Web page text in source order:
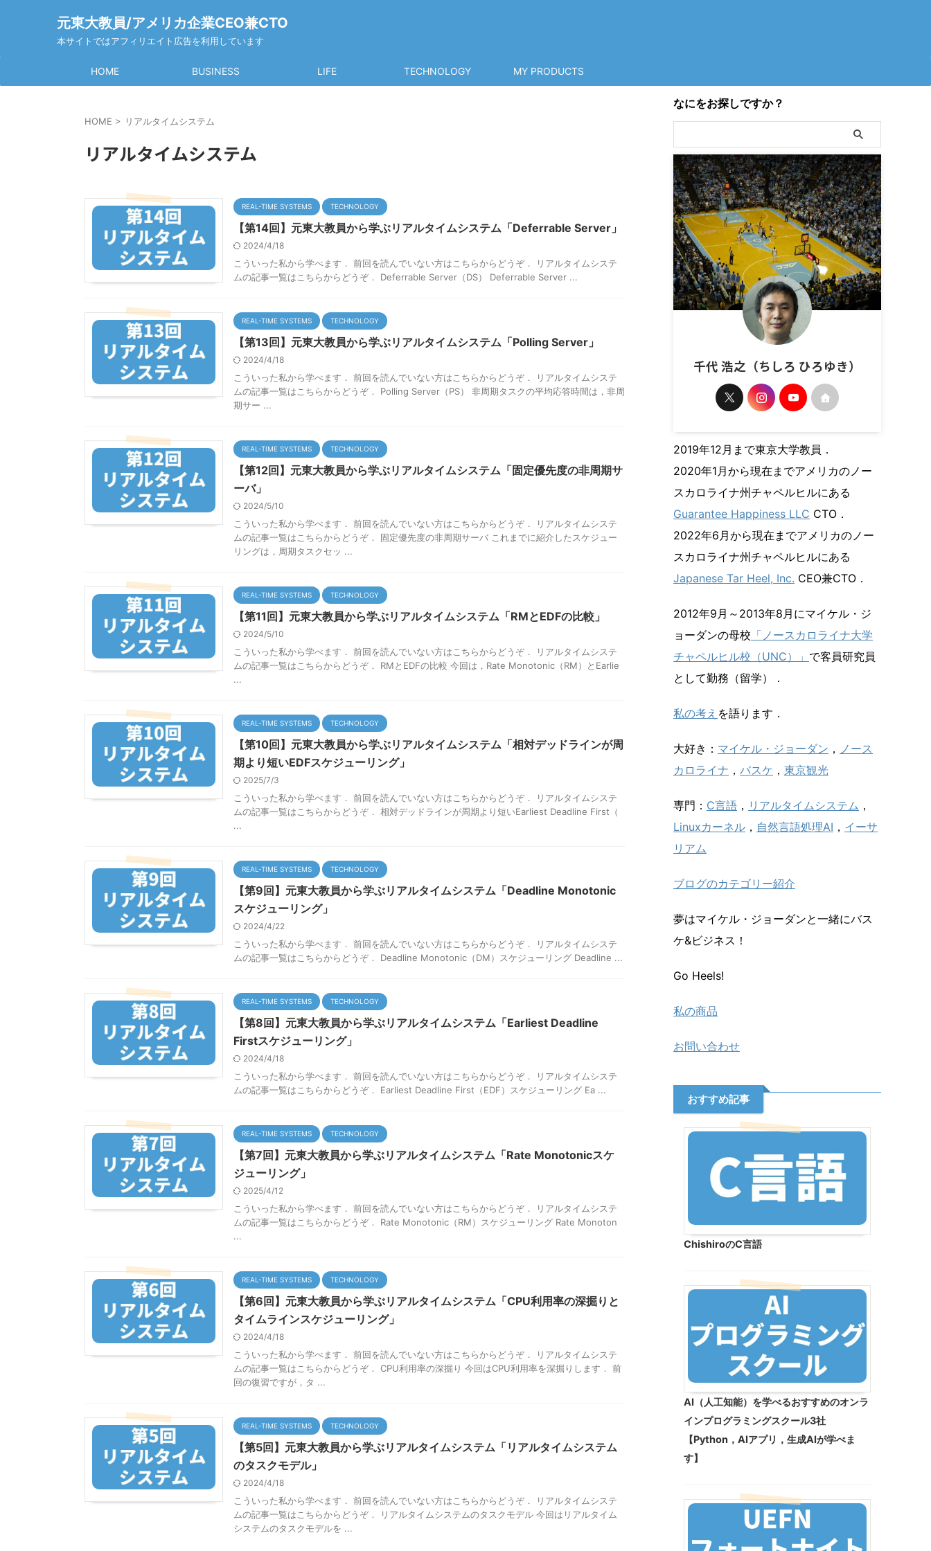
元東大教員/アメリカ企業CEO兼CTO
本サイトではアフィリエイト広告を利用しています
HOME BUSINESS LIFE TECHNOLOGY MY PRODUCTS
HOME > リアルタイムシステム
リアルタイムシステム
REAL-TIME SYSTEMS TECHNOLOGY
【第14回】元東大教員から学ぶリアルタイムシステム「Deferrable Server」
2024/4/18
こういった私から学べます． 前回を読んでいない方はこちらからどうぞ． リアルタイムシステ
ムの記事一覧はこちらからどうぞ． Deferrable Server（DS） Deferrable Server ...
REAL-TIME SYSTEMS TECHNOLOGY
【第13回】元東大教員から学ぶリアルタイムシステム「Polling Server」
2024/4/18
こういった私から学べます． 前回を読んでいない方はこちらからどうぞ． リアルタイムシステ
ムの記事一覧はこちらからどうぞ． Polling Server（PS） 非周期タスクの平均応答時間は，非周
期サー ...
REAL-TIME SYSTEMS TECHNOLOGY
【第12回】元東大教員から学ぶリアルタイムシステム「固定優先度の非周期サ
ーバ」
2024/5/10
こういった私から学べます． 前回を読んでいない方はこちらからどうぞ． リアルタイムシステ
ムの記事一覧はこちらからどうぞ． 固定優先度の非周期サーバ これまでに紹介したスケジュー
リングは，周期タスクセッ ...
REAL-TIME SYSTEMS TECHNOLOGY
【第11回】元東大教員から学ぶリアルタイムシステム「RMとEDFの比較」
2024/5/10
こういった私から学べます． 前回を読んでいない方はこちらからどうぞ． リアルタイムシステ
ムの記事一覧はこちらからどうぞ． RMとEDFの比較 今回は，Rate Monotonic（RM）とEarlie
...
REAL-TIME SYSTEMS TECHNOLOGY
【第10回】元東大教員から学ぶリアルタイムシステム「相対デッドラインが周
期より短いEDFスケジューリング」
2025/7/3
こういった私から学べます． 前回を読んでいない方はこちらからどうぞ． リアルタイムシステ
ムの記事一覧はこちらからどうぞ． 相対デッドラインが周期より短いEarliest Deadline First（
...
REAL-TIME SYSTEMS TECHNOLOGY
【第9回】元東大教員から学ぶリアルタイムシステム「Deadline Monotonic
スケジューリング」
2024/4/22
こういった私から学べます． 前回を読んでいない方はこちらからどうぞ． リアルタイムシステ
ムの記事一覧はこちらからどうぞ． Deadline Monotonic（DM）スケジューリング Deadline ...
REAL-TIME SYSTEMS TECHNOLOGY
【第8回】元東大教員から学ぶリアルタイムシステム「Earliest Deadline
Firstスケジューリング」
2024/4/18
こういった私から学べます． 前回を読んでいない方はこちらからどうぞ． リアルタイムシステ
ムの記事一覧はこちらからどうぞ． Earliest Deadline First（EDF）スケジューリング Ea ...
REAL-TIME SYSTEMS TECHNOLOGY
【第7回】元東大教員から学ぶリアルタイムシステム「Rate Monotonicスケ
ジューリング」
2025/4/12
こういった私から学べます． 前回を読んでいない方はこちらからどうぞ． リアルタイムシステ
ムの記事一覧はこちらからどうぞ． Rate Monotonic（RM）スケジューリング Rate Monoton
...
REAL-TIME SYSTEMS TECHNOLOGY
【第6回】元東大教員から学ぶリアルタイムシステム「CPU利用率の深掘りと
タイムラインスケジューリング」
2024/4/18
こういった私から学べます． 前回を読んでいない方はこちらからどうぞ． リアルタイムシステ
ムの記事一覧はこちらからどうぞ． CPU利用率の深掘り 今回はCPU利用率を深掘りします． 前
回の復習ですが，タ ...
REAL-TIME SYSTEMS TECHNOLOGY
【第5回】元東大教員から学ぶリアルタイムシステム「リアルタイムシステム
のタスクモデル」
2024/4/18
こういった私から学べます． 前回を読んでいない方はこちらからどうぞ． リアルタイムシステ
ムの記事一覧はこちらからどうぞ． リアルタイムシステムのタスクモデル 今回はリアルタイム
システムのタスクモデルを ...
なにをお探しですか？
千代 浩之（ちしろ ひろゆき）
2019年12月まで東京大学教員．
2020年1月から現在までアメリカのノー
スカロライナ州チャペルヒルにある
Guarantee Happiness LLC CTO．
2022年6月から現在までアメリカのノー
スカロライナ州チャペルヒルにある
Japanese Tar Heel, Inc. CEO兼CTO．
2012年9月～2013年8月にマイケル・ジ
ョーダンの母校 「ノースカロライナ大学
チャペルヒル校（UNC）」 で客員研究員
として勤務（留学）．
私の考え を語ります．
大好き： マイケル・ジョーダン ， ノース
カロライナ ， バスケ ， 東京観光
専門： C言語 ， リアルタイムシステム ，
Linuxカーネル ， 自然言語処理AI ， イーサ
リアム
ブログのカテゴリー紹介
夢はマイケル・ジョーダンと一緒にバス
ケ&ビジネス！
Go Heels!
私の商品
お問い合わせ
おすすめ記事
ChishiroのC言語
AI（人工知能）を学べるおすすめのオンラ
インプログラミングスクール3社
【Python，AIアプリ，生成AIが学べま
す】